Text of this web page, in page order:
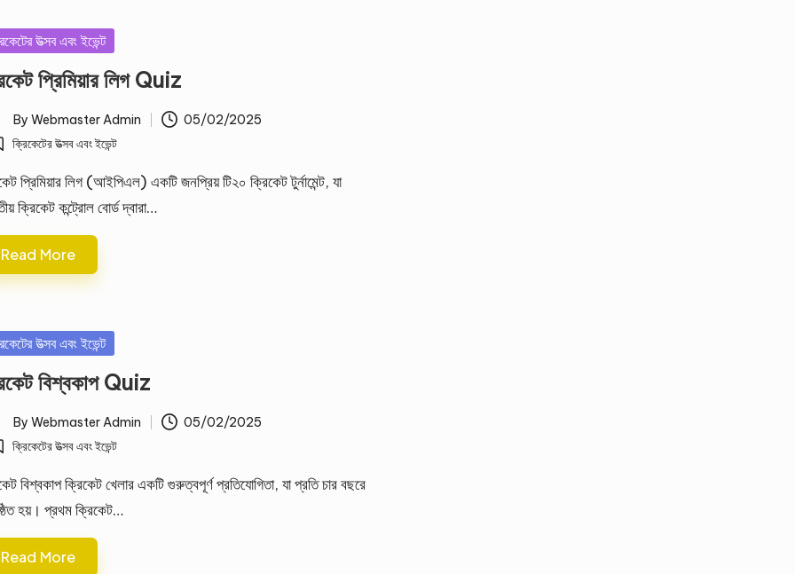
উত্সব এবং ইভেন্ট
প্রিমিয়ার লিগ Quiz
By Webmaster Admin 05/02/2025
ক্রিকেটের উত্সব এবং ইভেন্ট
প্রিমিয়ার লিগ (আইপিএল) একটি জনপ্রিয় টি২০ ক্রিকেট টুর্নামেন্ট, যা
ক্রিকেট কন্ট্রোল বোর্ড দ্বারা…
Read More
উত্সব এবং ইভেন্ট
বিশ্বকাপ Quiz
By Webmaster Admin 05/02/2025
ক্রিকেটের উত্সব এবং ইভেন্ট
বিশ্বকাপ ক্রিকেট খেলার একটি গুরুত্বপূর্ণ প্রতিযোগিতা, যা প্রতি চার বছরে
হয়। প্রথম ক্রিকেট…
Read More